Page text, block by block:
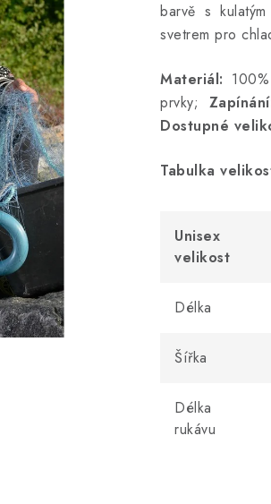
barvě s
svetrem pro
Materiál:
prvky;
Dostupné
Tabulka
Unisex
velikost
Délka
Šířka
Délka
rukávu